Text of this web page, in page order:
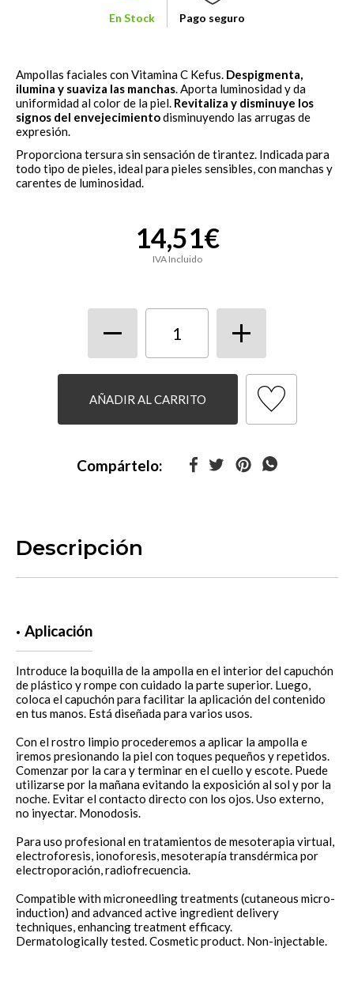
En Stock Pago seguro
Ampollas faciales con Vitamina C Kefus. Despigmenta,
ilumina y suaviza las manchas. Aporta luminosidad y da
uniformidad al color de la piel. Revitaliza y disminuye los
signos del envejecimientodisminuyendo las arrugas de
expresión.
Proporciona tersura sin sensación de tirantez. Indicada para
todo tipo de pieles, ideal para pieles sensibles, con manchas y
carentes de luminosidad.
14,51€
IVA Incluido
AÑADIR AL CARRITO
Compártelo:
Descripción
Aplicación
Introduce la boquilla de la ampolla en el interior del capuchón
de plástico y rompe con cuidado la parte superior. Luego,
coloca el capuchón para facilitar la aplicación del contenido
en tus manos. Está diseñada para varios usos.
Con el rostro limpio procederemos a aplicar la ampolla e
iremos presionando la piel con toques pequeños y repetidos.
Comenzar por la cara y terminar en el cuello y escote. Puede
utilizarse por la mañana evitando la exposición al sol y por la
noche. Evitar el contacto directo con los ojos. Uso externo,
no inyectar. Monodosis.
Para uso profesional en tratamientos de mesoterapia virtual,
electroforesis, ionoforesis, mesoterapía transdérmica por
electroporación, radiofrecuencia.
Compatible with microneedling treatments (cutaneous micro-
induction) and advanced active ingredient delivery
techniques, enhancing treatment efficacy.
Dermatologically tested. Cosmetic product. Non-injectable.